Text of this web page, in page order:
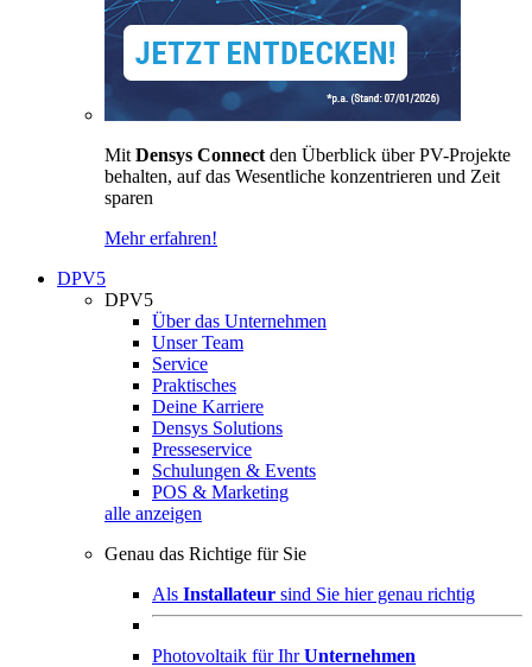
Mit Densys Connect den Überblick über PV-Projekte
behalten, auf das Wesentliche konzentrieren und Zeit
sparen
Mehr erfahren!
DPV5
DPV5
Über das Unternehmen
Unser Team
Service
Praktisches
Deine Karriere
Densys Solutions
Presseservice
Schulungen & Events
POS & Marketing
alle anzeigen
Genau das Richtige für Sie
Als Installateur sind Sie hier genau richtig
Photovoltaik für IhrUnternehmen